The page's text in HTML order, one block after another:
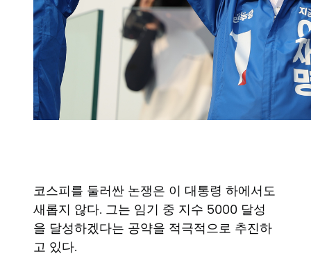
코스피를 둘러싼 논쟁은 이 대통령 하에서도
새롭지 않다. 그는 임기 중 지수 5000 달성
을 달성하겠다는 공약을 적극적으로 추진하
고 있다.